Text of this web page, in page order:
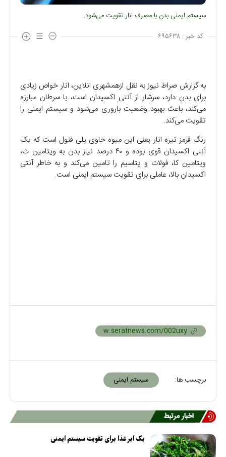
سیستم ایمنی بدن با مصرف انار تقویت می‌شود.
کد خبر : ۶۹۵۶۳۸
به گزارش صراط نیوز به نقل ازهمشهری انلاین، انار خواص زیادی
برای بدن دارد، سرشار از آنتی اکسیدان است، با سرطان مبارزه
می‌کند، باعث بهبود وضعیت باروری می‌شود و سیستم ایمنی را
تقویت می‌کند.
رنگ قرمز تیره انار یعنی این میوه حاوی پلی فنول است که یک
آنتی اکسیدان قوی بوده و ۴۰ درصد نیاز بدن به ویتامین ث،
ویتامین کا، فولات و پتاسیم را تامین می‌کند و به خاطر آنتی
اکسیدان بالا، عاملی برای تقویت سیستم ایمنی است.
برچسب ها: سیستم ایمنی
اخبار مرتبط
یک ابر غذا برای تقویت سیستم ایمنی